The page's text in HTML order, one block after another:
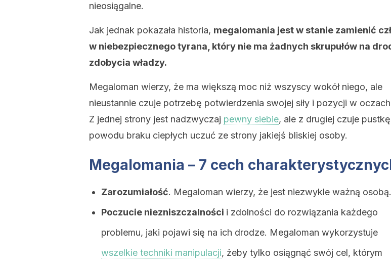
nieosiągalne.
Jak jednak pokazała historia, megalomania jest w stanie zamienić
w niebezpiecznego tyrana, który nie ma żadnych skrupułów na
zdobycia władzy.
Megaloman wierzy, że ma większą moc niż wszyscy wokół niego, ale
nieustannie czuje potrzebę potwierdzenia swojej siły i pozycji w
Z jednej strony jest nadzwyczaj pewny siebie, ale z drugiej czuje
powodu braku ciepłych uczuć ze strony jakiejś bliskiej osoby.
Megalomania – 7 cech
Zarozumiałość. Megaloman wierzy, że jest niezwykle ważną osobą.
Poczucie niezniszczalności i zdolności do rozwiązania każdego
problemu, jaki pojawi się na ich drodze. Megaloman wykorzystuje
wszelkie techniki manipulacji, żeby tylko osiągnąć swój cel, którym